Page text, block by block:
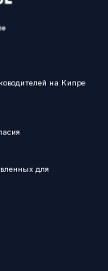
на Кипре
для